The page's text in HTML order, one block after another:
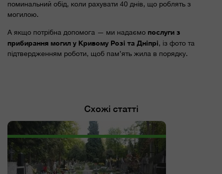
поминальний обід, коли рахувати 40 днів, що роблять з
могилою.
А якщо потрібна допомога — ми надаємо послуги з
прибирання могил у Кривому Розі та Дніпрі, із фото та
підтвердженням роботи, щоб пам’ять жила в порядку.
Схожі статті